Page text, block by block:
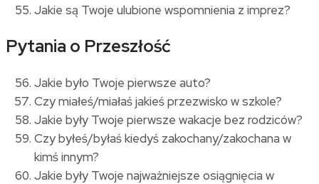
Jakie są Twoje ulubione wspomnienia z imprez?
Pytania o Przeszłość
Jakie było Twoje pierwsze auto?
Czy miałeś/miałaś jakieś przezwisko w szkole?
Jakie były Twoje pierwsze wakacje bez rodziców?
Czy byłeś/byłaś kiedyś zakochany/zakochana w
kimś innym?
Jakie były Twoje najważniejsze osiągnięcia w